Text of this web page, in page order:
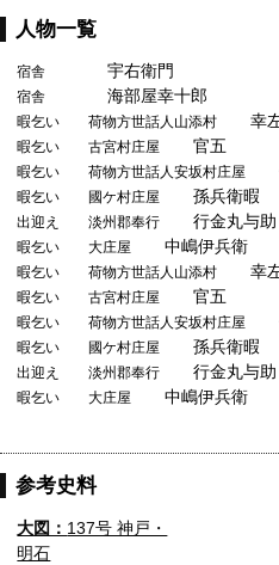
人物一覧
宿舎 宇右衛門
宿舎 海部屋幸十郎
暇乞い 荷物方世話人山添村 幸左
暇乞い 古宮村庄屋 官五
暇乞い 荷物方世話人安坂村庄屋
暇乞い 國ケ村庄屋 孫兵衛暇
出迎え 淡州郡奉行 行金丸与助
暇乞い 大庄屋 中嶋伊兵衛
暇乞い 荷物方世話人山添村 幸左
暇乞い 古宮村庄屋 官五
暇乞い 荷物方世話人安坂村庄屋
暇乞い 國ケ村庄屋 孫兵衛暇
出迎え 淡州郡奉行 行金丸与助
暇乞い 大庄屋 中嶋伊兵衛
参考史料
大図： 137号 神戸・
明石